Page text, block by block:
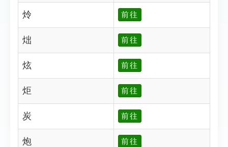
炩 前往
炪 前往
炫 前往
炬 前往
炭 前往
炮 前往